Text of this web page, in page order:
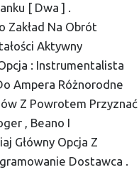
[ Dwa ] .
Zakład Na Obrót
Aktywny
: Instrumentalista
Ampera Różnorodne
Z Powrotem Przyznać
, Beano I
Główny Opcja Z
Dostawca .